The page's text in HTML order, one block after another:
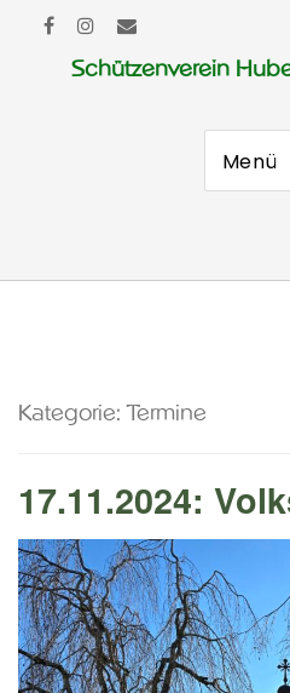
Schützenverein
Menü
Kategorie:Termine
17.11.2024: